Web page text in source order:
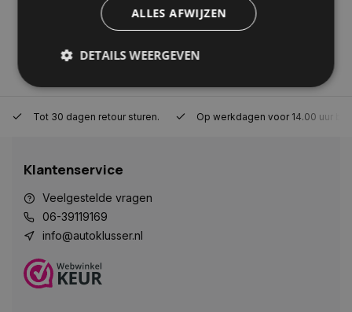
Tot 30 dagen retour sturen. Op werkdagen voor 14.00 uur
Klantenservice
Veelgestelde vragen
06-39119169
info@autoklusser.nl
ALLES AFWIJZEN
DETAILS WEERGEVEN
Strikt noodzakelijk Prestatie
Targeting
Strikt noodzakelijke cookies maken de
gebruikersaanmelding en accountbeheer. De
website kan niet goed worden gebruikt zonder de
strikt noodzakelijke cookies.
Naam
COOKIELAW_STATS